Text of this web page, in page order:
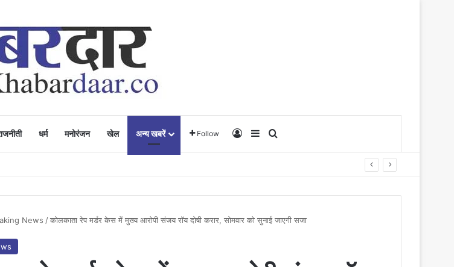
धर्म मनोरंजन खेल अन्य खबरें Follow Log InSidebar
यूरिया बने किसानों के भरोसेमंद कृषि साथी…..
News /कोलकाता रेप मर्डर केस में मुख्य आरोपी संजय रॉय दोषी करार, सोमवार को सुनाई जाएगी सजा